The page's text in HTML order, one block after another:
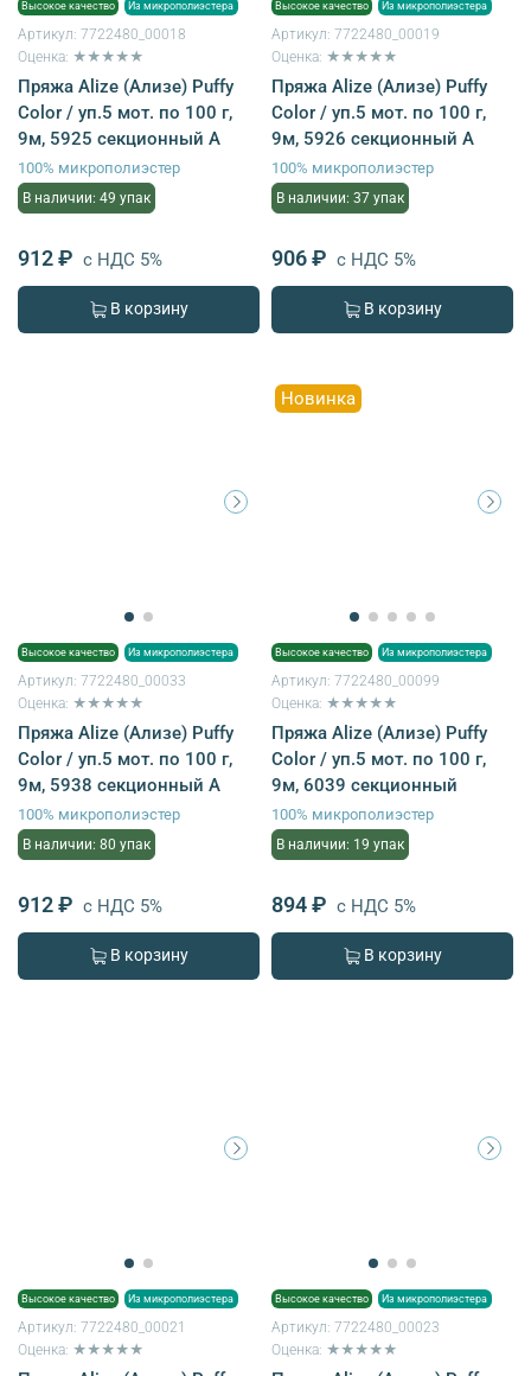
Высокое качество Из микрополиэстера
Артикул: 7722480_00018
Оценка: ★★★★★
Пряжа Alize (Ализе) Puffy
Color / уп.5 мот. по 100 г,
9м, 5925 секционный A
100% микрополиэстер
В наличии: 49 упак
912 ₽ с НДС 5%
В корзину
Высокое качество Из микрополиэстера
Артикул: 7722480_00019
Оценка: ★★★★★
Пряжа Alize (Ализе) Puffy
Color / уп.5 мот. по 100 г,
9м, 5926 секционный A
100% микрополиэстер
В наличии: 37 упак
906 ₽ с НДС 5%
В корзину
Высокое качество Из микрополиэстера
Артикул: 7722480_00033
Оценка: ★★★★★
Пряжа Alize (Ализе) Puffy
Color / уп.5 мот. по 100 г,
9м, 5938 секционный A
100% микрополиэстер
В наличии: 80 упак
912 ₽ с НДС 5%
В корзину
Новинка
Высокое качество Из микрополиэстера
Артикул: 7722480_00099
Оценка: ★★★★★
Пряжа Alize (Ализе) Puffy
Color / уп.5 мот. по 100 г,
9м, 6039 секционный
100% микрополиэстер
В наличии: 19 упак
894 ₽ с НДС 5%
В корзину
Высокое качество Из микрополиэстера
Артикул: 7722480_00021
Оценка: ★★★★★
Высокое качество Из микрополиэстера
Артикул: 7722480_00023
Оценка: ★★★★★